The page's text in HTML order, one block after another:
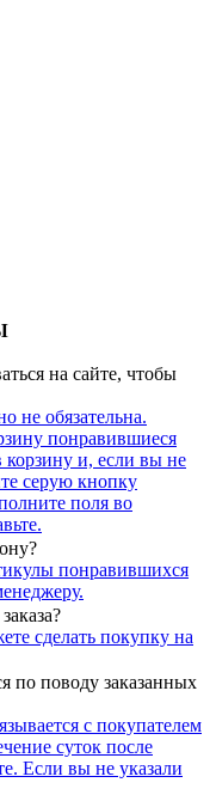
на сайте, чтобы
не обязательна.
понравившиеся
корзину и, если вы не
серую кнопку
поля во
понравившихся
сделать покупку на
по поводу заказанных
с покупателем
суток после
Если вы не указали